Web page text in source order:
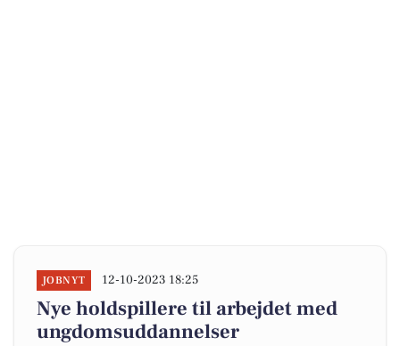
JOBNYT 12-10-2023 18:25
Nye holdspillere til arbejdet med
ungdomsuddannelser